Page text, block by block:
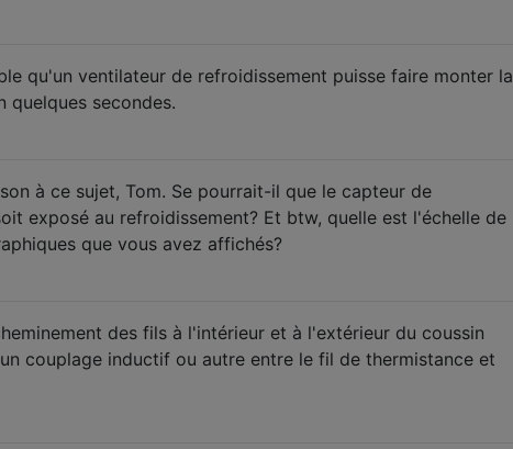
qu'un ventilateur de refroidissement puisse faire monter la
quelques secondes.
à ce sujet, Tom. Se pourrait-il que le capteur de
exposé au refroidissement? Et btw, quelle est l'échelle de
que vous avez affichés?
des fils à l'intérieur et à l'extérieur du coussin
couplage inductif ou autre entre le fil de thermistance et